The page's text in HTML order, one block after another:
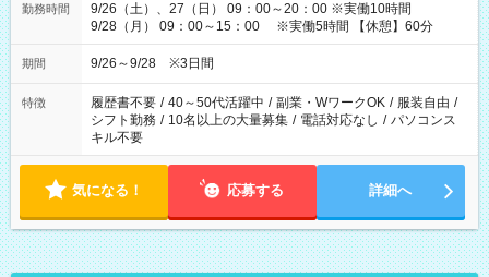
勤務時間
9/26（土）、27（日） 09：00～20：00 ※実働10時間
9/28（月） 09：00～15：00 ※実働5時間 【休憩】60分
期間 9/26～9/28 ※3日間
特徴 履歴書不要 / 40～50代活躍中 / 副業・WワークOK / 服装自由 /
シフト勤務 / 10名以上の大量募集 / 電話対応なし / パソコンス
キル不要
気になる！ 応募する 詳細へ